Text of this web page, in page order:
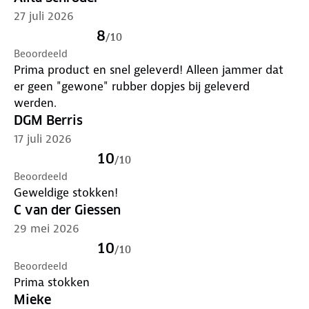
✓ 65 cm gesloten
✓ 101 cm minimale verlenging en 135 cm maximale
✓ Geproduceerd in drie secties, doorsnee 18‑16‑14
mm, om uithoudingsvermogen en betrouwbaarheid
te garanderen
27 juli 2026
8/10
Beoordeeld
Prima product en snel geleverd! Alleen jammer dat
er geen "gewone" rubber dopjes bij geleverd
werden.
DGM Berris
17 juli 2026
10/10
Beoordeeld
Geweldige stokken!
C van der Giessen
29 mei 2026
10/10
Beoordeeld
Prima stokken
Mieke